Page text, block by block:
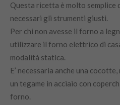
Questa ricetta è molto semplice
necessari gli strumenti giusti.
Per chi non avesse il forno a
utilizzare il forno elettrico di
modalità statica.
E’ necessaria anche una
un tegame in acciaio con
forno.